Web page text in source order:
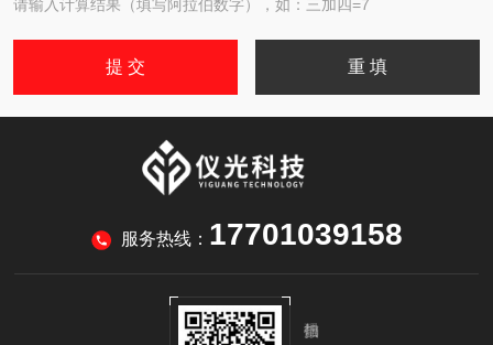
请输入计算结果（填写阿拉伯数字），如：三加四=7
服务热线： 17701039158